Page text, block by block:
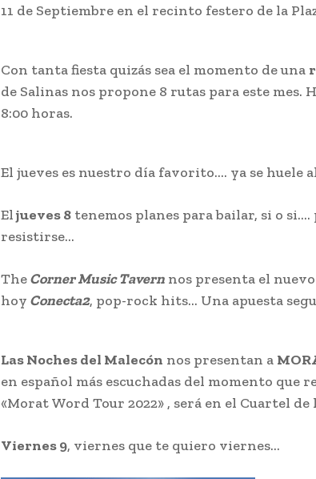
11 de Septiembre en el recinto festero de la
Con tanta fiesta quizás sea el momento de una
de Salinas nos propone 8 rutas para este mes.
8:00 horas.
El jueves es nuestro día favorito…. ya se huele
Eljueves 8 tenemos planes para bailar, si o
resistirse…
TheCorner Music Tavern nos presenta el
hoy Conecta2, pop-rock hits… Una apuesta
Las Noches del Malecón nos presentan a
en español más escuchadas del momento que
«Morat Word Tour 2022» , será en el Cuartel
Viernes 9, viernes que te quiero viernes…